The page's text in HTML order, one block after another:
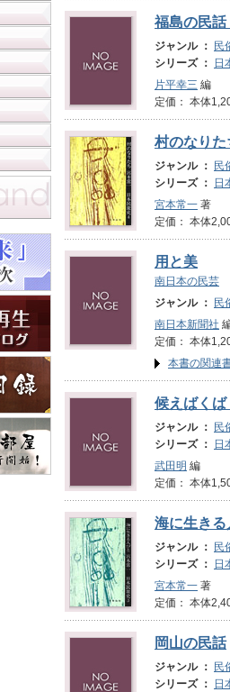
福島の民
ジャンル ：
民
シリーズ ：
日
片平幸三 編
定価： 本体
村のなりた
ジャンル ：
民
シリーズ ：
日
宮本常一 著
定価： 本体
用と美
南日本の民芸
ジャンル ：
民
南日本新聞社
定価： 本体
本書の関連
候えばくば
ジャンル ：
民
シリーズ ：
日
武田明 編
定価： 本体
海に生きる
ジャンル ：
民
シリーズ ：
日
宮本常一 著
定価： 本体
岡山の民話
ジャンル ：
民
シリーズ ：
日